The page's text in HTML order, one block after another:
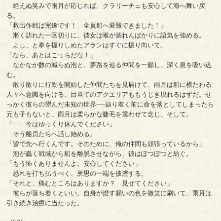
絶えぬ笑みで雨月が応じれば、クラリーチェも安心して海へ舞い戻
る。
「救出作戦は完遂です！ 全員船へ避難できました！」
漸く訪れた一区切りに、彼女は喉が涸れんばかりに語気を強める。
よし、と拳を握りしめたアランはすぐに振り向いて。
「なら、あとはこっちだな！」
なかなか数の減らぬ泡と、夢路を辿る仲間を一顧し、深く息を吸い込
む。
散り散りに行動を開始した仲間たちを見届けて、雨月は船に横たわる
人々へ意識を向ける。目当てのアクエリアももうじき現れるはずだ。せ
っかく彼らの望んだ未知の世界──辿り着く前に命を落としてしまったら
元も子もないと、雨月は柔らかな睫毛を震わせて念じ、そして。
「……今はゆっくり休んでください」
そう船員たちへ話し始める。
「皆で先へ行くんです。そのために、俺の仲間も頑張っているから」
泡が蠢く戦域から船を離脱させながら、彼はぽつぽつと紡ぐ。
「もう怖くありませんよ。安心してください」
恐れを打ち払うべく、所思の一端を披瀝する。
「それと、痛むところはありますか？ 見せてください」
彼らが落ち着くといい。自身が燈す願いの色を微笑に刷いて、雨月は
引き続き治療に当たった。